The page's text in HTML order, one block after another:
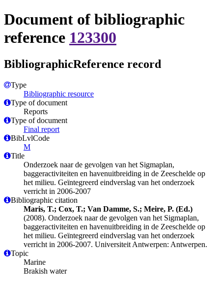
Document of bibliographic
reference 123300
BibliographicReference record
Type
Bibliographic resource
Type of document
Reports
Type of document
Final report
BibLvlCode
M
Title
Onderzoek naar de gevolgen van het Sigmaplan,
baggeractiviteiten en havenuitbreiding in de Zeeschelde op
het milieu. Geïntegreerd eindverslag van het onderzoek
verricht in 2006-2007
Bibliographic citation
Maris, T.; Cox, T.; Van Damme, S.; Meire, P. (Ed.)
(2008). Onderzoek naar de gevolgen van het Sigmaplan,
baggeractiviteiten en havenuitbreiding in de Zeeschelde op
het milieu. Geïntegreerd eindverslag van het onderzoek
verricht in 2006-2007. Universiteit Antwerpen: Antwerpen.
Topic
Marine
Brakish water